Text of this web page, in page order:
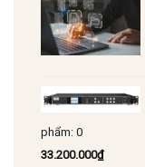
phẩm: 0
33.200.000₫